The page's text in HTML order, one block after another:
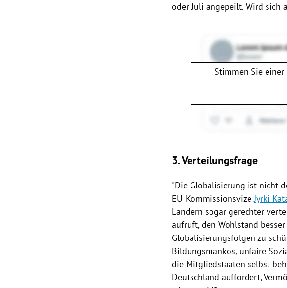
oder Juli angepeilt. Wird sich
Stimmen Sie
3. Verteilungsfrage
"Die Globalisierung ist nicht
EU-KommissionsvizeJyrki
Ländern sogar gerechter
aufruft, den Wohlstand
Globalisierungsfolgen zu
Bildungsmankos, unfaire
die Mitgliedstaaten selbst
Deutschland auffordert,